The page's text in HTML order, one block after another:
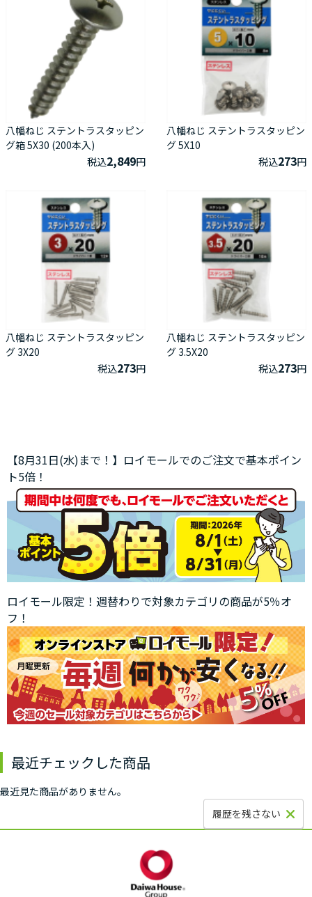
八幡ねじ ステントラスタッピン
グ箱 5X30 (200本入)
税込2,849円
八幡ねじ ステントラスタッピン
グ 5X10
税込273円
八幡ねじ ステントラスタッピン
グ 3X20
税込273円
八幡ねじ ステントラスタッピン
グ 3.5X20
税込273円
【8月31日(水)まで！】ロイモールでのご注文で基本ポイン
ト5倍！
ロイモール限定！週替わりで対象カテゴリの商品が5％オ
フ！
最近チェックした商品
最近見た商品がありません。
履歴を残さない